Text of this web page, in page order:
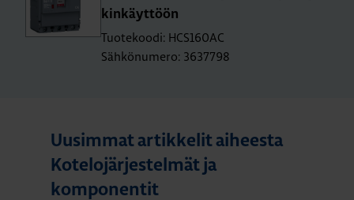
kin­käyt­töön
Tuotekoodi: HCS160AC
Sähkönumero: 3637798
Uusimmat artikkelit aiheesta
Kotelojärjestelmät ja
komponentit